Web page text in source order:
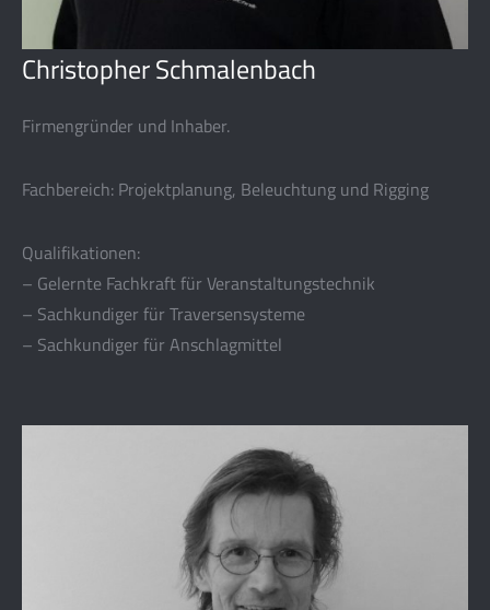
Christopher Schmalenbach
Firmengründer und Inhaber.
Fachbereich: Projektplanung, Beleuchtung und Rigging
Qualifikationen:
– Gelernte Fachkraft für Veranstaltungstechnik
– Sachkundiger für Traversensysteme
– Sachkundiger für Anschlagmittel